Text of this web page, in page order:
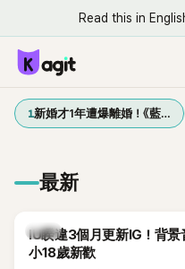
Read this in
1新婚才1年遭爆離婚！《藍…
最新
韓星
IU睽違3個月更新IG！背
小18歲新歡